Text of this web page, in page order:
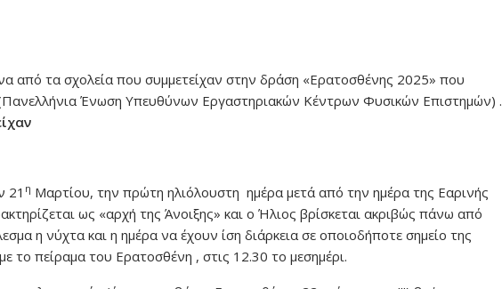
από τα σχολεία που συμμετείχαν στην δράση «Ερατοσθένης 2025» που
Ένωση Υπευθύνων Εργαστηριακών Κέντρων Φυσικών Επιστημών) .
21 η Μαρτίου, την πρώτη ηλιόλουστη ημέρα μετά από την ημέρα της Εαρινής
ως «αρχή της Άνοιξης» και ο Ήλιος βρίσκεται ακριβώς πάνω από
η νύχτα και η ημέρα να έχουν ίση διάρκεια σε οποιοδήποτε σημείο της
το πείραμα του Ερατοσθένη , στις 12.30 το μεσημέρι.